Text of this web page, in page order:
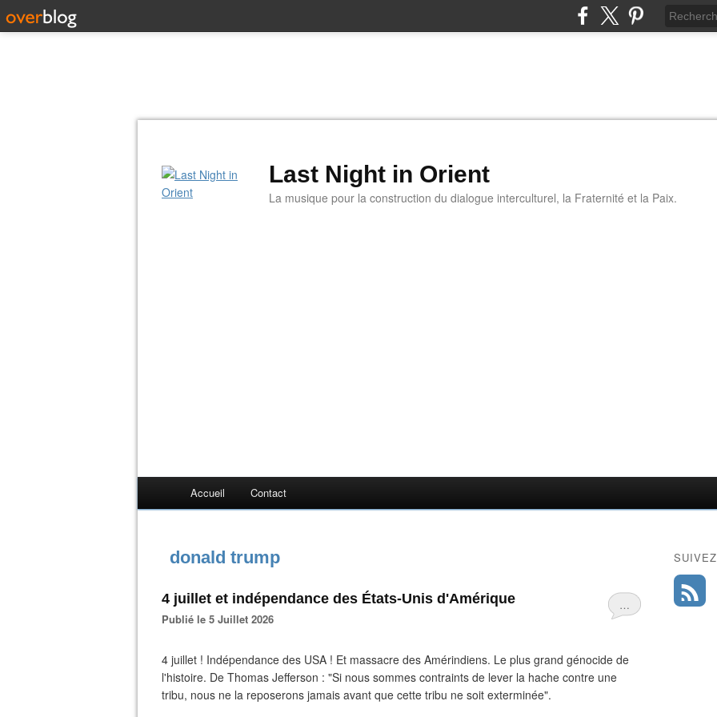
Last Night in Orient
La musique pour la construction du dialogue interculturel, la Fraternité et la Paix.
Accueil Contact
donald trump
…
4 juillet et indépendance des États-Unis d'Amérique
Publié le 5 Juillet 2026
4 juillet ! Indépendance des USA ! Et massacre des Amérindiens. Le plus grand génocide de
l'histoire. De Thomas Jefferson : "Si nous sommes contraints de lever la hache contre une
tribu, nous ne la reposerons jamais avant que cette tribu ne soit exterminée".